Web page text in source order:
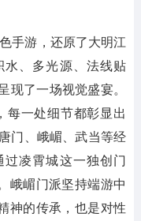
手游，还原了大明江
、多光源、法线贴
了一场视觉盛宴。
每一处细节都彰显出
门、峨嵋、武当等经
凌霄城这一独创门
峨嵋门派坚持端游中
神的传承，也是对性